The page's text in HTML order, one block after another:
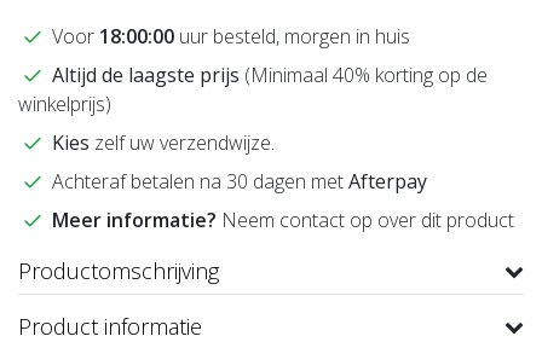
Voor 18:00:00 uur besteld, morgen in huis
Altijd de laagste prijs (Minimaal 40% korting op de
winkelprijs)
Kies zelf uw verzendwijze.
Achteraf betalen na 30 dagen metAfterpay
Meer informatie? Neem contact op over dit product
Productomschrijving
Product informatie